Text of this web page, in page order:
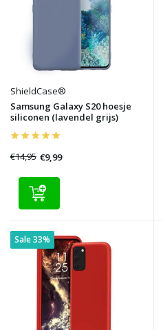
ShieldCase®
Samsung Galaxy S20 hoesje
siliconen (lavendel grijs)
€14,95 €9,99
Sale 33%